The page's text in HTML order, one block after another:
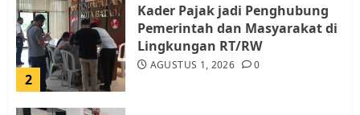
2
Kader Pajak jadi Penghubung
Pemerintah dan Masyarakat di
Lingkungan RT/RW
AGUSTUS 1, 2026 0